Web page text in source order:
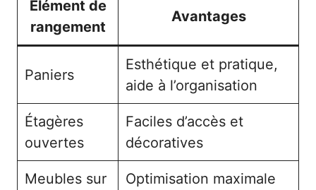
Elément de
rangement
Avantages
Paniers
Esthétique et pratique,
aide à l’organisation
Étagères
ouvertes
Faciles d’accès et
décoratives
Meubles sur Optimisation maximale